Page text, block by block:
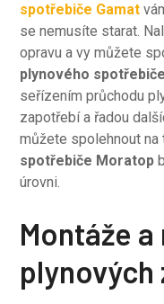
spotřebiče Gamat
se nemusíte starat.
opravu a vy můžete
plynového
seřízením průchodu
zapotřebí a řadou
můžete spolehnout na
spotřebiče Moratop
úrovni.
Montáže
plynových